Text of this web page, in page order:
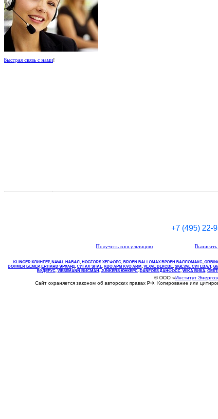
Быстрая связь с нами!
+7 (495) 22-
Получить консультацию
KLINGER КЛИНГЕР, NAVAL НАВАЛ , НOGFORS ХЕГФОРС, BROEN BALLOMAX БРОЕН БАЛЛОМАКС,
BOHMER БЕМЕР, ERHARD ЭРХАРД, СИТАЛ SITAL, КВО АРМ KVO ARM, VEXVE ВЕКСВЕ, SIGEVAL СИГЕВАЛ ,
БУДЕРУС, VIESSMANN ВИСМАН , JUNKERS ЮНКЕРС. DANFOSS ДАНФОСС, WIKA ВИКА,
© ООО «Институт
Сайт охраняется законом об авторских правах РФ. Копирование или